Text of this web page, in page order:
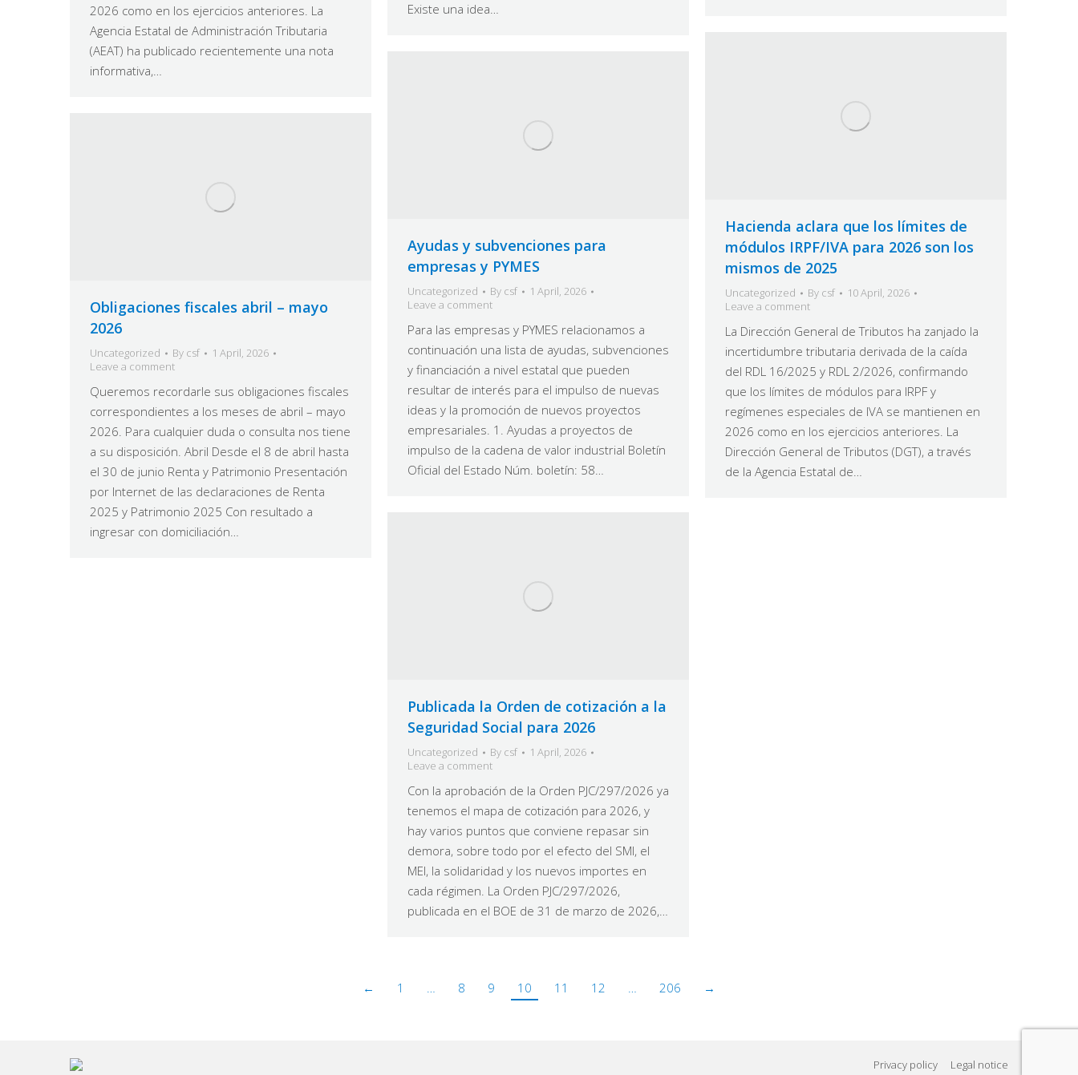
Existe una idea…
2026 como en los ejercicios anteriores. La
Agencia Estatal de Administración Tributaria
(AEAT) ha publicado recientemente una nota
informativa,…
Hacienda aclara que los límites de
módulos IRPF/IVA para 2026 son los
mismos de 2025
Uncategorized By csf
10 April, 2026
Leave a comment
La Dirección General de Tributos ha zanjado la
incertidumbre tributaria derivada de la caída
del RDL 16/2025 y RDL 2/2026, confirmando
que los límites de módulos para IRPF y
regímenes especiales de IVA se mantienen en
2026 como en los ejercicios anteriores. La
Dirección General de Tributos (DGT), a través
de la Agencia Estatal de…
Ayudas y subvenciones para
empresas y PYMES
Uncategorized By csf
1 April, 2026
Leave a comment
Para las empresas y PYMES relacionamos a
continuación una lista de ayudas, subvenciones
y financiación a nivel estatal que pueden
resultar de interés para el impulso de nuevas
ideas y la promoción de nuevos proyectos
empresariales. 1. Ayudas a proyectos de
impulso de la cadena de valor industrial Boletín
Oficial del Estado Núm. boletín: 58…
Obligaciones fiscales abril – mayo
2026
Uncategorized By csf
1 April, 2026
Leave a comment
Queremos recordarle sus obligaciones fiscales
correspondientes a los meses de abril – mayo
2026. Para cualquier duda o consulta nos tiene
a su disposición. Abril Desde el 8 de abril hasta
el 30 de junio Renta y Patrimonio Presentación
por Internet de las declaraciones de Renta
2025 y Patrimonio 2025 Con resultado a
ingresar con domiciliación…
Publicada la Orden de cotización a la
Seguridad Social para 2026
Uncategorized By csf
1 April, 2026
Leave a comment
Con la aprobación de la Orden PJC/297/2026 ya
tenemos el mapa de cotización para 2026, y
hay varios puntos que conviene repasar sin
demora, sobre todo por el efecto del SMI, el
MEI, la solidaridad y los nuevos importes en
cada régimen. La Orden PJC/297/2026,
publicada en el BOE de 31 de marzo de 2026,…
← 1 … 8 9 10 11 12 … 206 →
Privacy policy Legal notice